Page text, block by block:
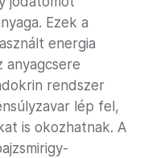
Ezek a
energia
anyagcsere
rendszer
lép fel,
is okozhatnak. A